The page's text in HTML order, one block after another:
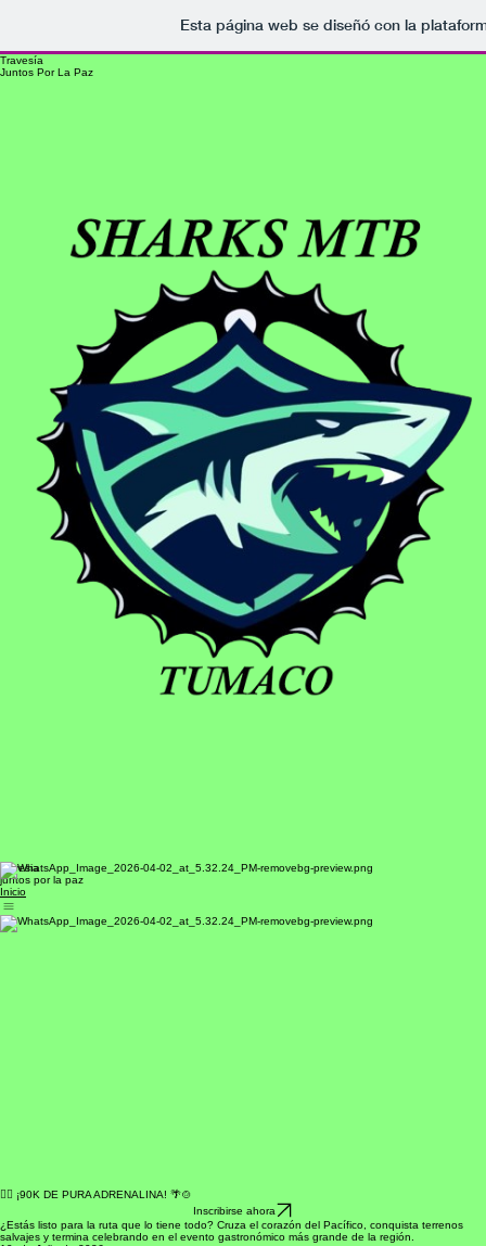
Esta página web se diseñó con la
Travesía
Juntos Por La Paz
travesia
juntos por la paz
Inicio
🚴‍♂️ ¡90K DE PURA ADRENALINA! 🌴🍲
Inscribirse ahora